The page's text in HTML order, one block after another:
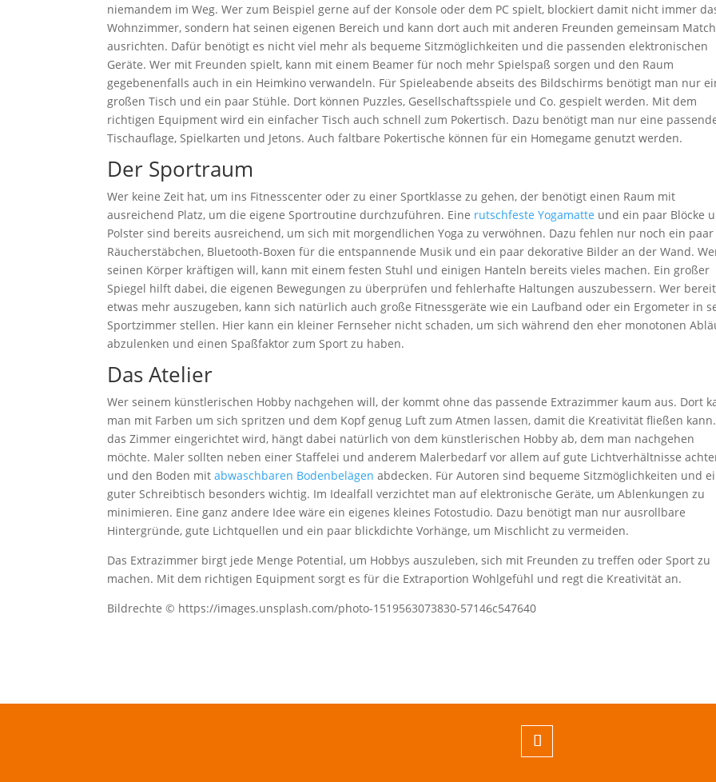
niemandem im Weg. Wer zum Beispiel gerne auf der Konsole oder dem PC spielt, blockiert damit nicht immer
Wohnzimmer, sondern hat seinen eigenen Bereich und kann dort auch mit anderen Freunden gemeinsam
ausrichten. Dafür benötigt es nicht viel mehr als bequeme Sitzmöglichkeiten und die passenden elektronischen
Geräte. Wer mit Freunden spielt, kann mit einem Beamer für noch mehr Spielspaß sorgen und den Raum
gegebenenfalls auch in ein Heimkino verwandeln. Für Spieleabende abseits des Bildschirms benötigt man nur
großen Tisch und ein paar Stühle. Dort können Puzzles, Gesellschaftsspiele und Co. gespielt werden. Mit dem
richtigen Equipment wird ein einfacher Tisch auch schnell zum Pokertisch. Dazu benötigt man nur eine
Tischauflage, Spielkarten und Jetons. Auch faltbare Pokertische können für ein Homegame genutzt werden.
Der Sportraum
Wer keine Zeit hat, um ins Fitnesscenter oder zu einer Sportklasse zu gehen, der benötigt einen Raum mit
ausreichend Platz, um die eigene Sportroutine durchzuführen. Eine rutschfeste Yogamatte und ein paar Blöcke
Polster sind bereits ausreichend, um sich mit morgendlichen Yoga zu verwöhnen. Dazu fehlen nur noch ein paar
Räucherstäbchen, Bluetooth-Boxen für die entspannende Musik und ein paar dekorative Bilder an der Wand.
seinen Körper kräftigen will, kann mit einem festen Stuhl und einigen Hanteln bereits vieles machen. Ein großer
Spiegel hilft dabei, die eigenen Bewegungen zu überprüfen und fehlerhafte Haltungen auszubessern. Wer
etwas mehr auszugeben, kann sich natürlich auch große Fitnessgeräte wie ein Laufband oder ein Ergometer in
Sportzimmer stellen. Hier kann ein kleiner Fernseher nicht schaden, um sich während den eher monotonen
abzulenken und einen Spaßfaktor zum Sport zu haben.
Das Atelier
Wer seinem künstlerischen Hobby nachgehen will, der kommt ohne das passende Extrazimmer kaum aus. Dort
man mit Farben um sich spritzen und dem Kopf genug Luft zum Atmen lassen, damit die Kreativität fließen
das Zimmer eingerichtet wird, hängt dabei natürlich von dem künstlerischen Hobby ab, dem man nachgehen
möchte. Maler sollten neben einer Staffelei und anderem Malerbedarf vor allem auf gute Lichtverhältnisse
und den Boden mitabwaschbaren Bodenbelägen abdecken. Für Autoren sind bequeme Sitzmöglichkeiten und
guter Schreibtisch besonders wichtig. Im Idealfall verzichtet man auf elektronische Geräte, um Ablenkungen zu
minimieren. Eine ganz andere Idee wäre ein eigenes kleines Fotostudio. Dazu benötigt man nur ausrollbare
Hintergründe, gute Lichtquellen und ein paar blickdichte Vorhänge, um Mischlicht zu vermeiden.
Das Extrazimmer birgt jede Menge Potential, um Hobbys auszuleben, sich mit Freunden zu treffen oder Sport zu
machen. Mit dem richtigen Equipment sorgt es für die Extraportion Wohlgefühl und regt die Kreativität an.
Bildrechte © https://images.unsplash.com/photo-1519563073830-57146c547640